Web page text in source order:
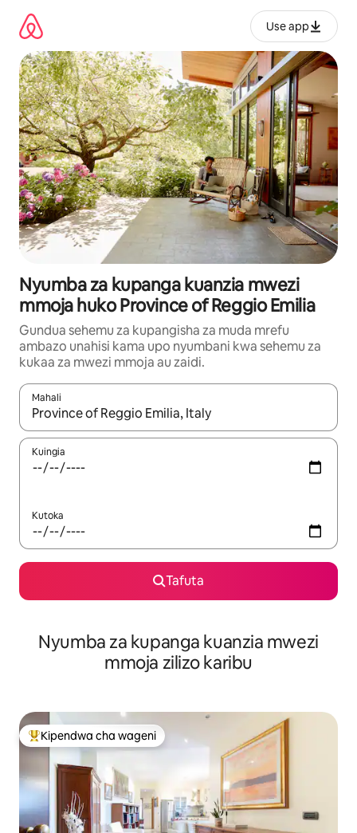
kwenda
kwenye
maudhui
Use app
Nyumba za kupanga kuanzia mwezi
mmoja huko Province of Reggio Emilia
Gundua sehemu za kupangisha za muda mrefu
ambazo unahisi kama upo nyumbani kwa sehemu za
kukaa za mwezi mmoja au zaidi.
Mahali
Wakati matokeo yanapatikana, vinjari kwa kutumia vitufe vya
Kuingia
Kutoka
Tafuta
Nyumba za kupanga kuanzia mwezi
mmoja zilizo karibu
Kipendwa maarufu cha wageni
Kipendwa cha wageni